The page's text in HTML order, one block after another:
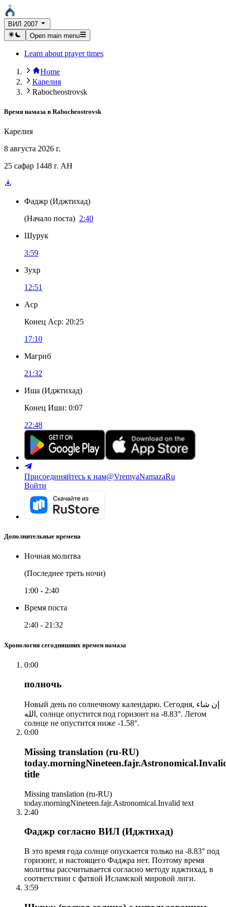
ВИЛ 2007
Open main menu
Learn about prayer times
Home
Карелия
Rabocheostrovsk
Время намаза в Rabocheostrovsk
Карелия
8 августа 2026 г.
25 сафар 1448 г. AH
Фаджр (Иджтихад)
(Начало поста) 2:40
Шурук
3:59
Зухр
12:51
Аср
Конец Аср: 20:25
17:10
Магриб
21:32
Иша (Иджтихад)
Конец Иши: 0:07
22:48
Присоединяйтесь к нам@VremyaNamazaRu
Войти
Дополнительные времена
Ночная молитва
(Последнее треть ночи)
1:00 - 2:40
Время поста
2:40 - 21:32
Хронология сегодняшних времен намаза
0:00
полночь
Новый день по солнечному календарю. Сегодня, إن شاء
الله, солнце опустится под горизонт на -8.83°. Летом
солнце не опустится ниже -1.58°.
0:00
Missing translation (ru-RU)
title
Missing translation (ru-RU)
today.morningNineteen.fajr.Astronomical.Invalid text
2:40
Фаджр согласно ВИЛ (Иджтихад)
В это время года солнце опускается только на -8.83° под
горизонт, и настоящего Фаджра нет. Поэтому время
молитвы рассчитывается согласно методу иджтихад, в
соответствии с фатвой Исламской мировой лиги.
3:59